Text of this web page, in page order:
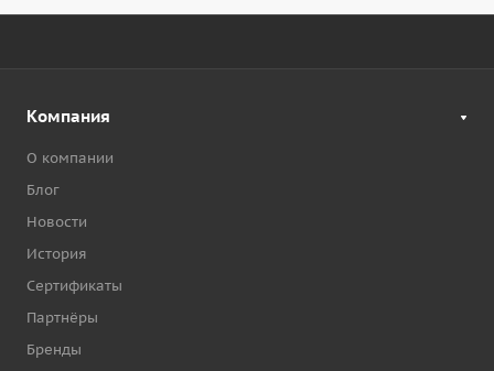
Компания
О компании
Блог
Новости
История
Сертификаты
Партнёры
Бренды